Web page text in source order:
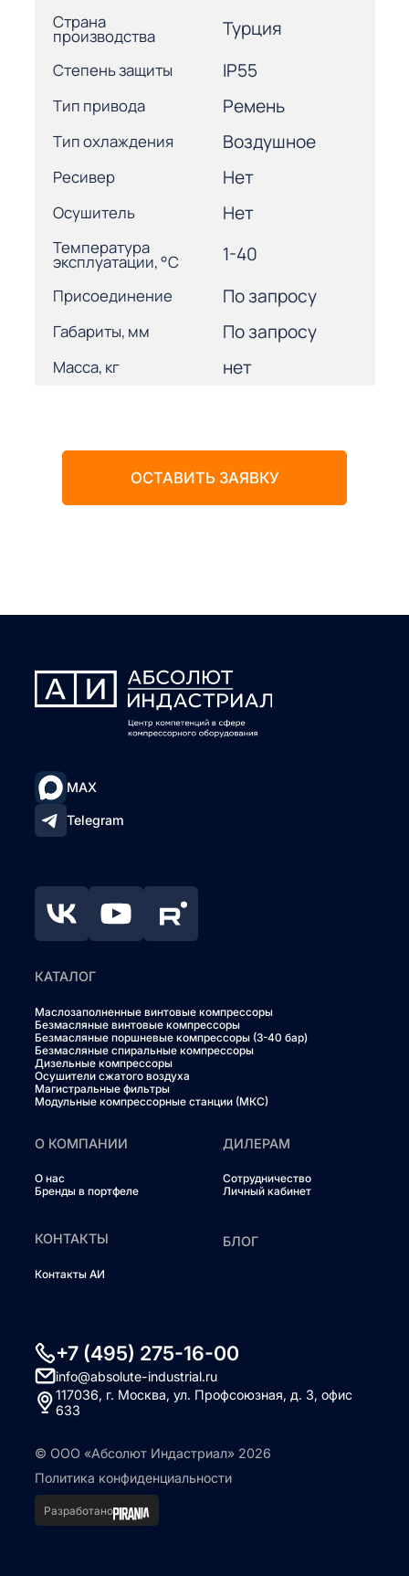
Страна
производства Турция
Степень защиты IP55
Тип привода Ремень
Тип охлаждения Воздушное
Ресивер Нет
Осушитель Нет
Температура
эксплуатации, °С 1-40
Присоединение По запросу
Габариты, мм По запросу
Масса, кг нет
ОСТАВИТЬ ЗАЯВКУ
MAX
Telegram
КАТАЛОГ
Маслозаполненные винтовые компрессоры
Безмасляные винтовые компрессоры
Безмасляные поршневые компрессоры (3-40 бар)
Безмасляные спиральные компрессоры
Дизельные компрессоры
Осушители сжатого воздуха
Магистральные фильтры
Модульные компрессорные станции (МКС)
О КОМПАНИИ
О нас
Бренды в портфеле
ДИЛЕРАМ
Сотрудничество
Личный кабинет
КОНТАКТЫ
Контакты АИ
БЛОГ
+7 (495) 275-16-00
info@absolute-industrial.ru
117036, г. Москва, ул. Профсоюзная, д. 3, офис
633
© ООО «Абсолют Индастриал» 2026
Политика конфиденциальности
Разработано